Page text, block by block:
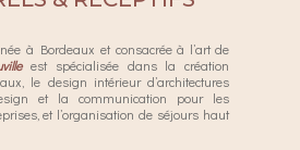
à Bordeaux et consacrée à l’art de
est spécialisée dans la création
le design intérieur d’architectures
et la communication pour les
et l’organisation de séjours haut